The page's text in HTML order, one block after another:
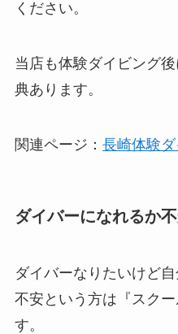
ください。
当店も体験ダイビング
典あります。
関連ページ： 長崎体験
ダイバーになれるか
ダイバーなりたいけど
不安という方は『スク
す。